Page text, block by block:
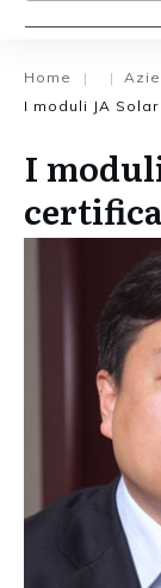
Home | |
I moduli JA
I